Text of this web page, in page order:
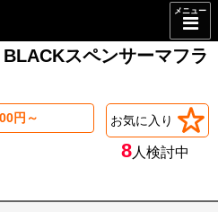
メニュー
スペンサーマフラ
円～ お気に入り
8人検討中